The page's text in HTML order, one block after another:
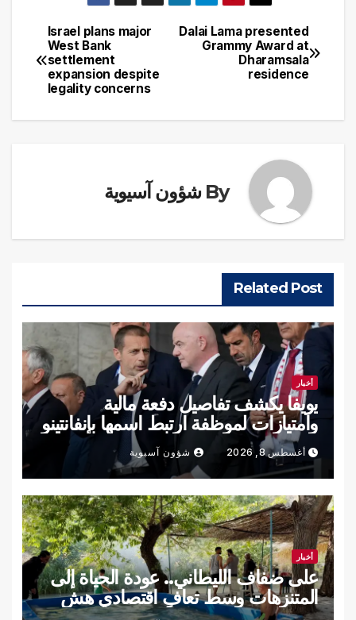
تصفّح
المقالات
Israel plans major
West Bank
settlement
expansion despite
legality concerns
Dalai Lama presented
Grammy Award at
Dharamsala
residence
By شؤون آسيوية
Related Post
أخبار
يويفا يكشف تفاصيل دفعة مالية
وامتيازات لموظفة ارتبط اسمها بإنفانتينو
أغسطس 8, 2026 شؤون آسيوية
أخبار
على ضفاف الليطاني.. عودة الحياة إلى
المتنزهات وسط تعافٍ اقتصادي هش